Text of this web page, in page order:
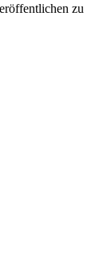
zu